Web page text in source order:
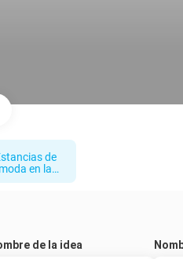
de
moda en la
ciudad
de la idea